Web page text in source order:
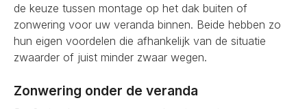
de keuze tussen montage op het dak buiten of
zonwering voor uw veranda binnen. Beide hebben zo
hun eigen voordelen die afhankelijk van de situatie
zwaarder of juist minder zwaar wegen.
Zonwering onder de veranda